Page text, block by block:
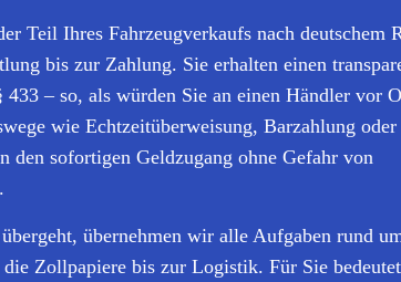
Teil Ihres Fahrzeugverkaufs nach deutschem
bis zur Zahlung. Sie erhalten einen
– so, als würden Sie an einen Händler vor
wie Echtzeitüberweisung, Barzahlung oder
den sofortigen Geldzugang ohne Gefahr von
übernehmen wir alle Aufgaben rund
Zollpapiere bis zur Logistik. Für Sie